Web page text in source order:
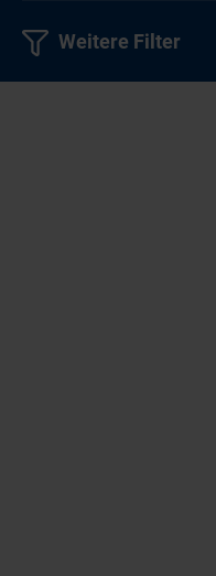
Weitere Filter